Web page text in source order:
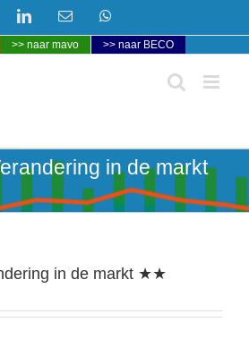
LinkedInE-
>> naar mavo >> naar BECO
in de markt
in de markt ★★